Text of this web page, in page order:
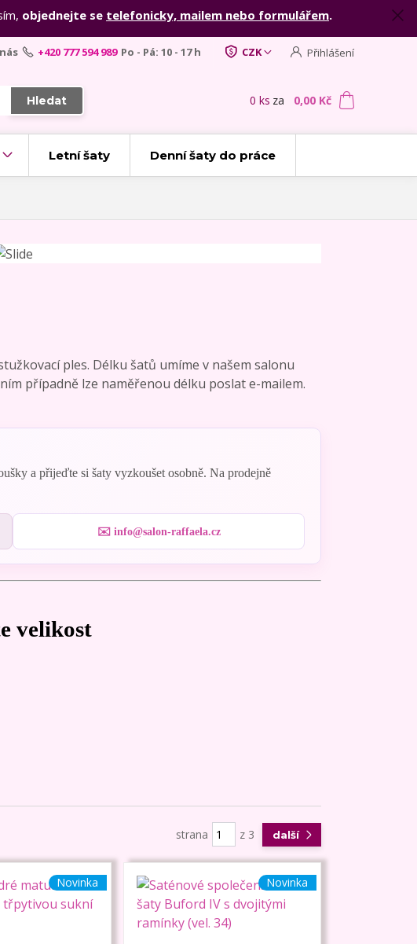
objednejte se telefonicky, mailem nebo formulářem.
CZK Přihlášení
Hledat
+420 777 594 989 Po - Pá: 10 - 17 h
0 ks za 0,00 Kč
Letní šaty Denní šaty do práce
ples. Délku šatů umíme v našem salonu
případně lze naměřenou délku poslat e-mailem.
a přijeďte si šaty vyzkoušet osobně. Na prodejně
✉️ info@salon-raffaela.cz
velikost
strana z 3 další
Novinka Novinka